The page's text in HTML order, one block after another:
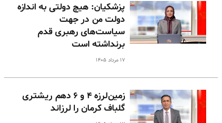
پزشکیان: هیچ دولتی به اندازه
دولت من در جهت
سیاست‌های رهبری قدم
برنداشته است
۱۷ مرداد ۱۴۰۵
زمین‌لرزه ۴ و ۶ دهم ریشتری
گلباف کرمان را لرزاند